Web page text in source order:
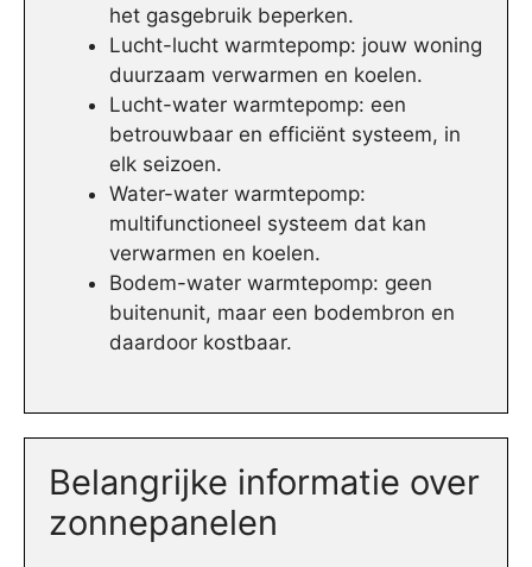
het gasgebruik beperken.
Lucht-lucht warmtepomp: jouw woning
duurzaam verwarmen en koelen.
Lucht-water warmtepomp: een
betrouwbaar en efficiënt systeem, in
elk seizoen.
Water-water warmtepomp:
multifunctioneel systeem dat kan
verwarmen en koelen.
Bodem-water warmtepomp: geen
buitenunit, maar een bodembron en
daardoor kostbaar.
Belangrijke informatie over
zonnepanelen